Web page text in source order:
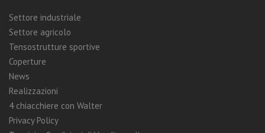
Settore industriale
Settore agricolo
Tensostrutture sportive
Coperture
News
Realizzazioni
4 chiacchiere con Walter
Privacy Policy